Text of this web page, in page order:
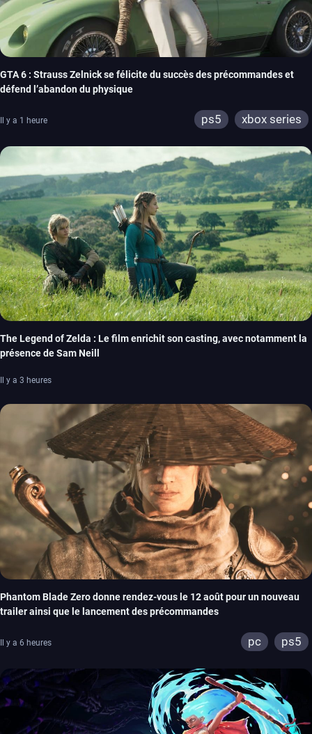
GTA 6 : Strauss Zelnick se félicite du succès des précommandes et
défend l’abandon du physique
Il y a 1 heure ps5 xbox series
The Legend of Zelda : Le film enrichit son casting, avec notamment la
présence de Sam Neill
Il y a 3 heures
Phantom Blade Zero donne rendez-vous le 12 août pour un nouveau
trailer ainsi que le lancement des précommandes
Il y a 6 heures pc ps5